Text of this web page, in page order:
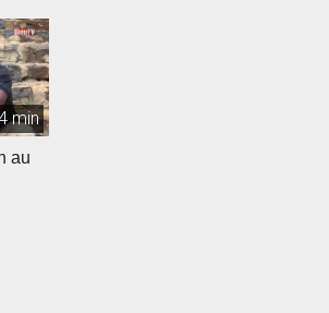
min
au